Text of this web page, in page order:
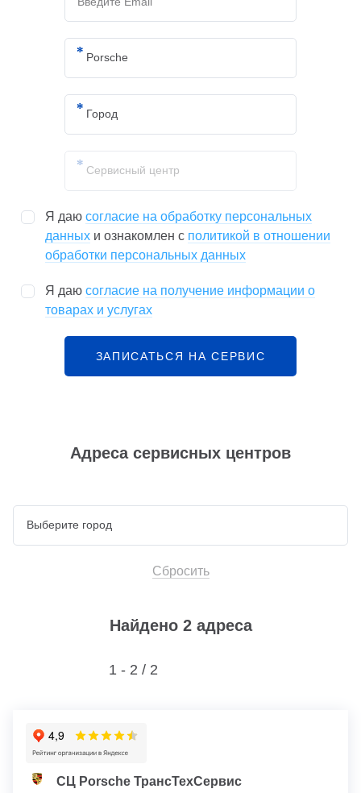
Я даю согласие на обработку персональных
данных и ознакомлен с политикой в отношении
обработки персональных данных
Я даю согласие на получение информации о
товарах и услугах
ЗАПИСАТЬСЯ НА СЕРВИС
Адреса сервисных центров
Сбросить
Найдено 2 адреса
1 - 2 / 2
СЦ Porsche ТрансТехСервис